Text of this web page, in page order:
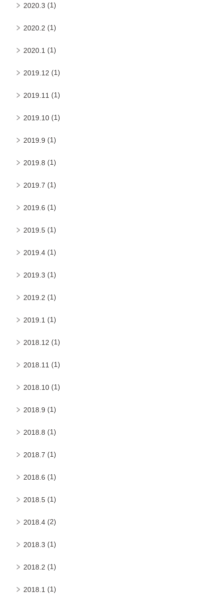
2020.3 (1)
2020.2 (1)
2020.1 (1)
2019.12 (1)
2019.11 (1)
2019.10 (1)
2019.9 (1)
2019.8 (1)
2019.7 (1)
2019.6 (1)
2019.5 (1)
2019.4 (1)
2019.3 (1)
2019.2 (1)
2019.1 (1)
2018.12 (1)
2018.11 (1)
2018.10 (1)
2018.9 (1)
2018.8 (1)
2018.7 (1)
2018.6 (1)
2018.5 (1)
2018.4 (2)
2018.3 (1)
2018.2 (1)
2018.1 (1)